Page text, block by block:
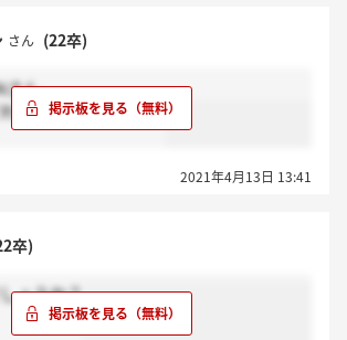
さん (22卒)
さん
で出されましたか？
2021年4月13日 13:41
卒)
ょうか？